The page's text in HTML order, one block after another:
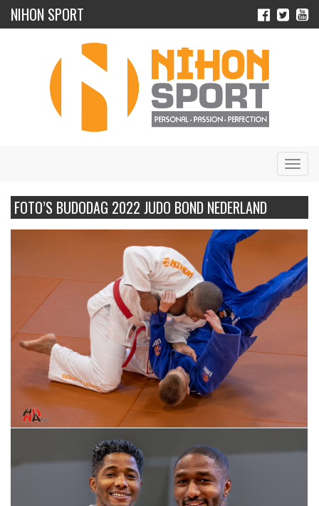
NIHON SPORT
FOTO’S BUDODAG 2022 JUDO BOND NEDERLAND